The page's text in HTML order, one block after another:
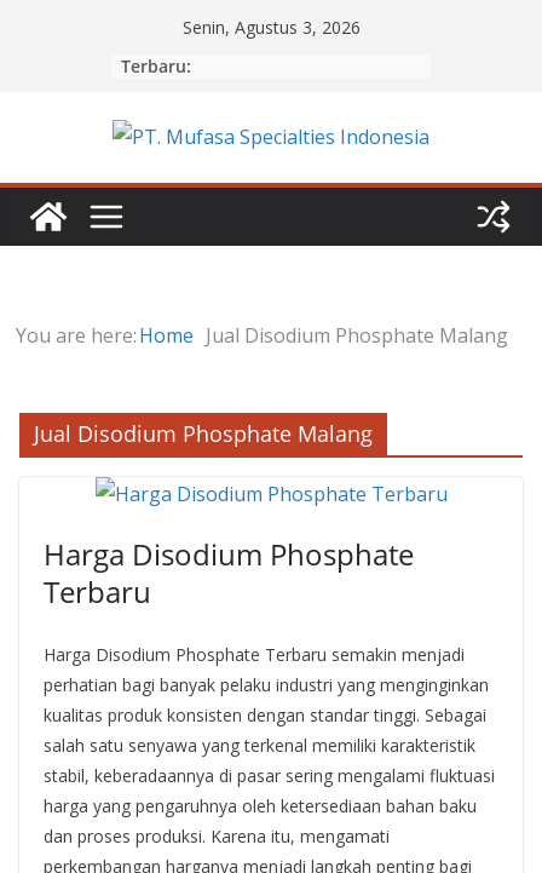
Senin, Agustus 3, 2026
Terbaru:
You are here:Home Jual Disodium Phosphate Malang
Jual Disodium Phosphate Malang
Harga Disodium Phosphate
Terbaru
Harga Disodium Phosphate Terbaru semakin menjadi
perhatian bagi banyak pelaku industri yang menginginkan
kualitas produk konsisten dengan standar tinggi. Sebagai
salah satu senyawa yang terkenal memiliki karakteristik
stabil, keberadaannya di pasar sering mengalami fluktuasi
harga yang pengaruhnya oleh ketersediaan bahan baku
dan proses produksi. Karena itu, mengamati
perkembangan harganya menjadi langkah penting bagi